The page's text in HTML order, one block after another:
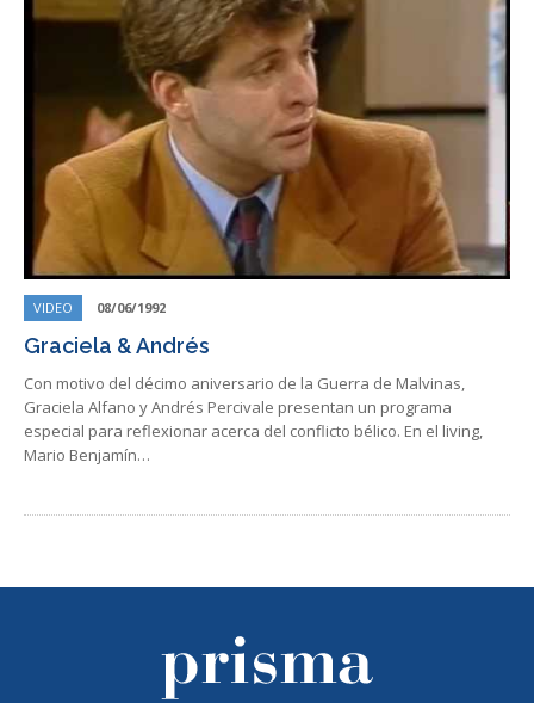
VIDEO 08/06/1992
Graciela & Andrés
Con motivo del décimo aniversario de la Guerra de Malvinas,
Graciela Alfano y Andrés Percivale presentan un programa
especial para reflexionar acerca del conflicto bélico. En el living,
Mario Benjamín…